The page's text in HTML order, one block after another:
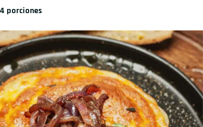
porciones